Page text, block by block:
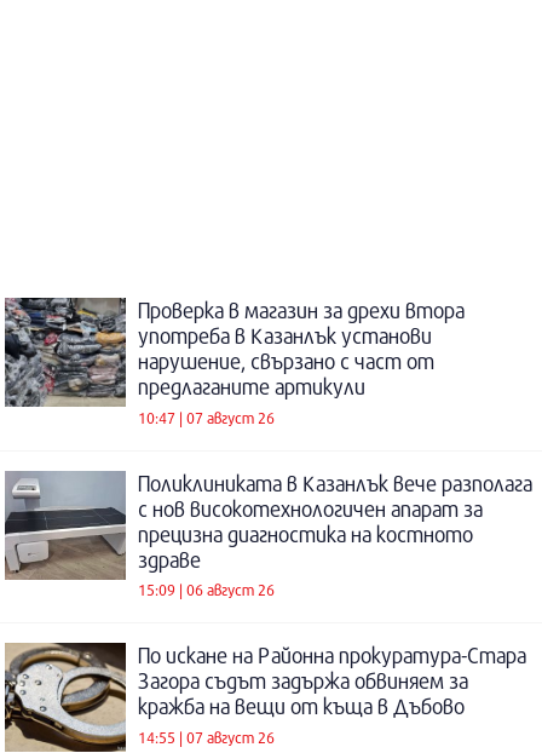
Проверка в магазин за дрехи втора
употреба в Казанлък установи
нарушение, свързано с част от
предлаганите артикули
10:47 | 07 август 26
Поликлиниката в Казанлък вече разполага
с нов високотехнологичен апарат за
прецизна диагностика на костното
здраве
15:09 | 06 август 26
По искане на Районна прокуратура-Стара
Загора съдът задържа обвиняем за
кражба на вещи от къща в Дъбово
14:55 | 07 август 26